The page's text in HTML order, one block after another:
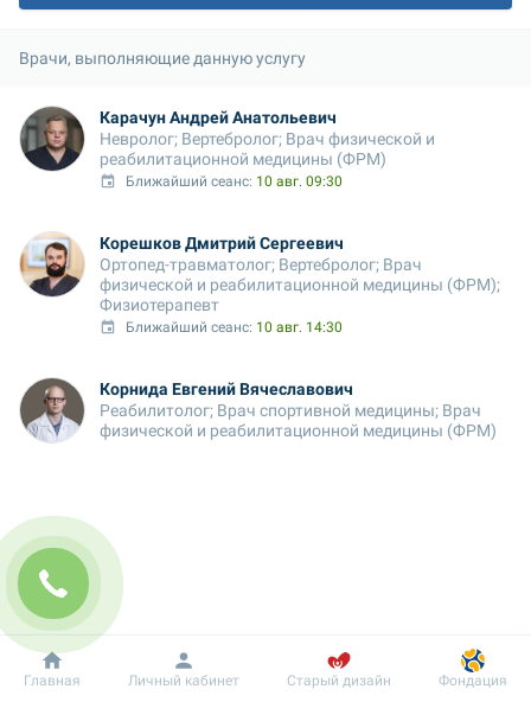
Врачи, выполняющие данную услугу
Карачун Андрей Анатольевич
Невролог; Вертебролог; Врач физической и
реабилитационной медицины (ФРМ)
Ближайший сеанс: 10 авг. 09:30
Корешков Дмитрий Сергеевич
Ортопед-травматолог; Вертебролог; Врач
физической и реабилитационной медицины (ФРМ);
Физиотерапевт
Ближайший сеанс: 10 авг. 14:30
Корнида Евгений Вячеславович
Реабилитолог; Врач спортивной медицины; Врач
физической и реабилитационной медицины (ФРМ)
Добробут Информация Пациенту
Главная Личный кабинет Старый дизайн Фондация